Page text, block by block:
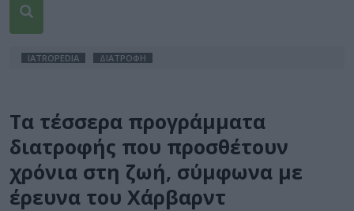
IATROPEDIA ΔΙΑΤΡΟΦΗ
Τα τέσσερα προγράμματα
διατροφής που προσθέτουν
χρόνια στη ζωή, σύμφωνα με
έρευνα του Χάρβαρντ